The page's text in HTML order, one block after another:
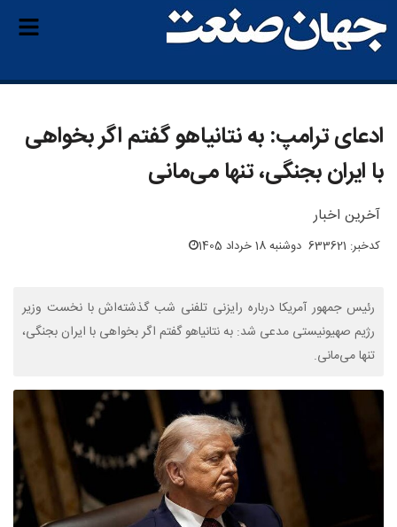
ادعای ترامپ: به نتانیاهو گفتم اگر بخواهی
با ایران بجنگی، تنها می‌مانی
آخرین اخبار
کدخبر: 633621 دوشنبه 18 خرداد 1405
رئیس جمهور آمریکا درباره رایزنی تلفنی شب گذشته‌اش با نخست وزیر
رژیم صهیونیستی مدعی شد: به نتانیاهو گفتم اگر بخواهی با ایران بجنگی،
تنها می‌مانی.